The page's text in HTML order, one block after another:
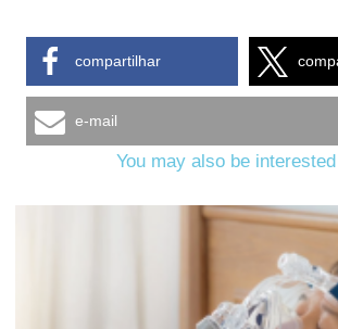
compartilhar
e-mail
You may also be